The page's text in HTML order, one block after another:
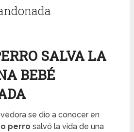
SALVA LA
BEBÉ
se dio a conocer en
perro salvó la vida de una